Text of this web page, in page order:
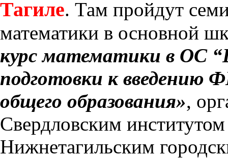
Тагиле. Там пройдут
математики в основной
курс математики в ОС
подготовки к введению
общего образования»,
Свердловским
Нижнетагильским